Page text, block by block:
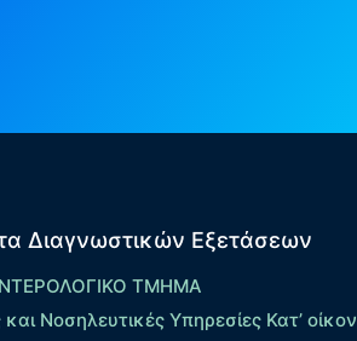
Διαγνωστικών Εξετάσεων
ΤΜΗΜΑ
και Νοσηλευτικές Υπηρεσίες Κατ’ οίκον